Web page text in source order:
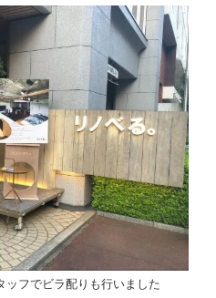
ッフでビラ配りも行いました